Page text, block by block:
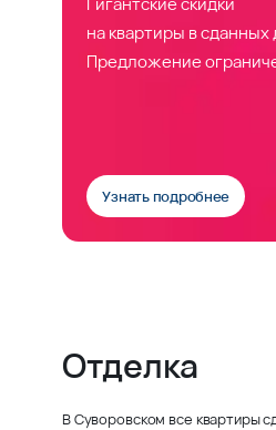
на квартиры в сданных
Предложение
Узнать подробнее
Отделка
В Суворовском все квартиры